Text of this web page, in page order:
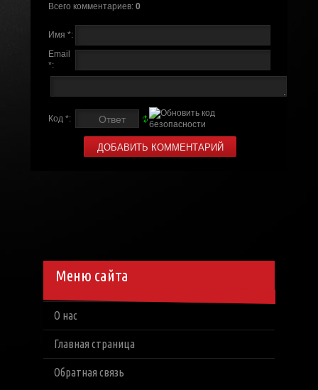
Всего комментариев: 0
Имя *:
Email
*:
Код *:
Меню сайта
О нас
Главная страница
Обратная связь